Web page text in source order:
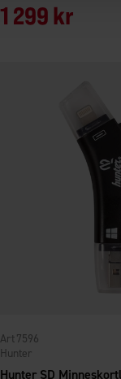
1 299 kr
Hunter SD
Hunter
7596